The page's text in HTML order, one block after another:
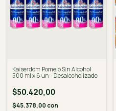
Kaiserdom Pomelo Sin Alcohol
500 ml x 6 un - Desalcoholizado
$50.420,00
$45.378,00 con